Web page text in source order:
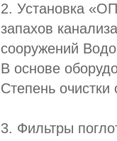
2. Установка
запахов
сооружений
В основе
Степень
3. Фильтры